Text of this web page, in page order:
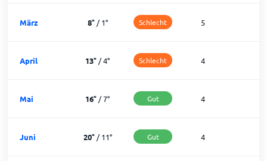
März 8°/1° Schlecht 5
April 13° /4° Schlecht 4
Mai 16° /7° Gut 4
Juni 20°/11° Gut 4